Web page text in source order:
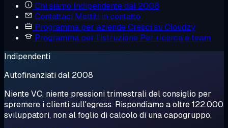
Chi siamo Indipendente dal 2008
Contattaci Mettiti in contatto
Programma per aziendeCresci su Cloudzy
Programma per l'istruzione Per ricerca e team
Indipendenti
Autofinanziati dal 2008
Niente VC, niente pressioni trimestrali del consiglio per
spremere i clienti sull'egress. Rispondiamo a oltre 122.000
sviluppatori, non al foglio di calcolo di una capogruppo.